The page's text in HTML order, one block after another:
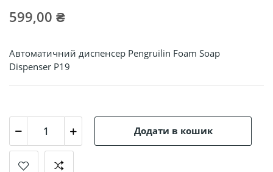
599,00 ₴
Автоматичний диспенсер Pengruilin Foam Soap
Dispenser P19
Додати в кошик